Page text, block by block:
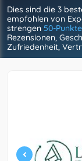
Dies sind die 3
empfohlen von
strengen 50-
Rezensionen,
Zufriedenheit,